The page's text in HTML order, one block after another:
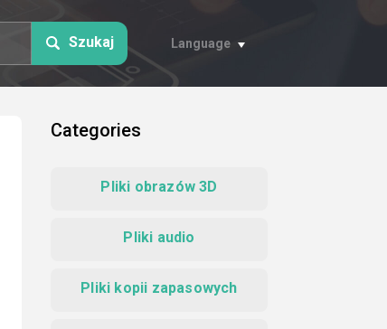
Szukaj Language
Categories
Pliki obrazów 3D
Pliki audio
Pliki kopii zapasowych